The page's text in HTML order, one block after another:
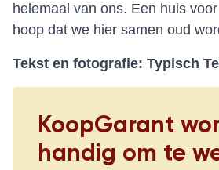
helemaal van ons. Een huis
hoop dat we hier samen oud
Tekst en fotografie: Typisch
KoopGarant
handig om te